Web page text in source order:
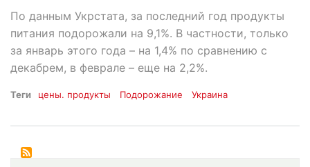
По данным Укрстата, за последний год продукты
питания подорожали на 9,1%. В частности, только
за январь этого года – на 1,4% по сравнению с
декабрем, в феврале – еще на 2,2%.
Теги цены. продукты Подорожание Украина